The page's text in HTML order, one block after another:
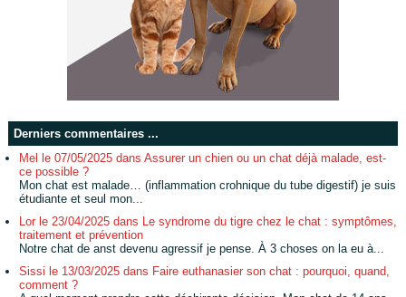
Derniers commentaires ...
Mel le 07/05/2025 dans Assurer un chien ou un chat déjà malade, est-
ce possible ?
Mon chat est malade… (inflammation crohnique du tube digestif) je suis
étudiante et seul mon...
Lor le 23/04/2025 dans Le syndrome du tigre chez le chat : symptômes,
traitement et prévention
Notre chat de anst devenu agressif je pense. À 3 choses on la eu à...
Sissi le 13/03/2025 dans Faire euthanasier son chat : pourquoi, quand,
comment ?